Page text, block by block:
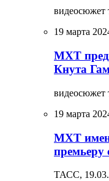
видеосюжет
19 марта
МХТ
Кнута
видеосюжет
19 марта
МХТ
премьеру
ТАСС,